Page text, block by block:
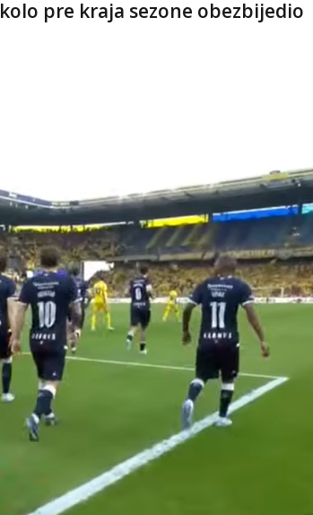
pre kraja sezone obezbijedio